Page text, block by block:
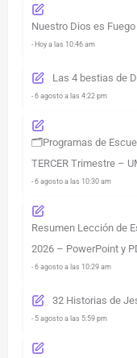
Nuestro Dios es
- Hoy a las 10:46 am
Las 4 bestias de
- 6 agosto a las 4:22 pm
🗂️Programas de
TERCER Trimestre –
- 6 agosto a las 10:30 am
Resumen Lección de
2026 – PowerPoint y
- 6 agosto a las 10:29 am
32 Historias de
- 5 agosto a las 5:59 pm